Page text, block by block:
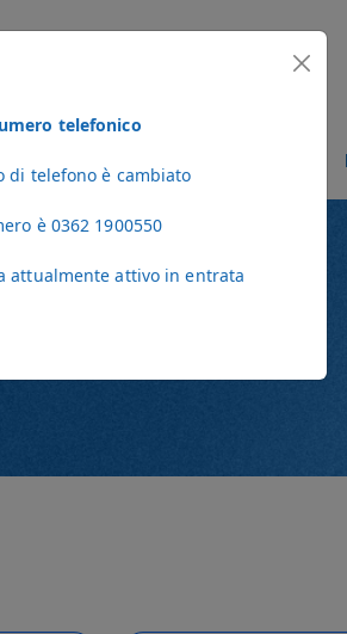
telefonico
di telefono è cambiato
è 0362 1900550
attualmente attivo in entrata
CONTATTI